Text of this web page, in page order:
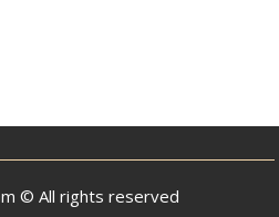
© All rights reserved